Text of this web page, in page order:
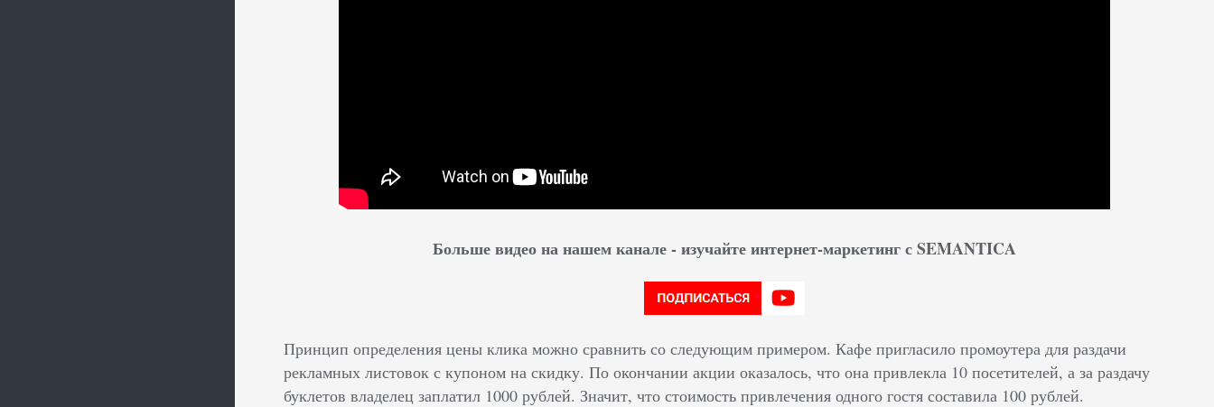
Больше видео на нашем канале - изучайте интернет-маркетинг с SEMANTICA
Принцип определения цены клика можно сравнить со следующим примером. Кафе пригласило промоутера для раздачи
рекламных листовок с купоном на скидку. По окончании акции оказалось, что она привлекла 10 посетителей, а за раздачу
буклетов владелец заплатил 1000 рублей. Значит, что стоимость привлечения одного гостя составила 100 рублей.